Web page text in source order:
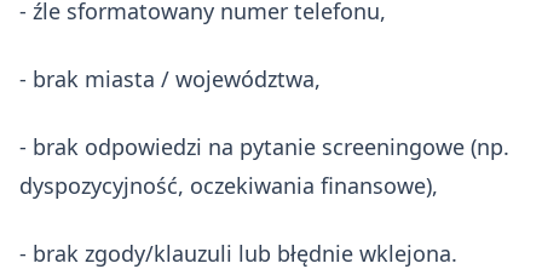
- źle sformatowany numer telefonu,
- brak miasta / województwa,
- brak odpowiedzi na pytanie screeningowe (np.
dyspozycyjność, oczekiwania finansowe),
- brak zgody/klauzuli lub błędnie wklejona.